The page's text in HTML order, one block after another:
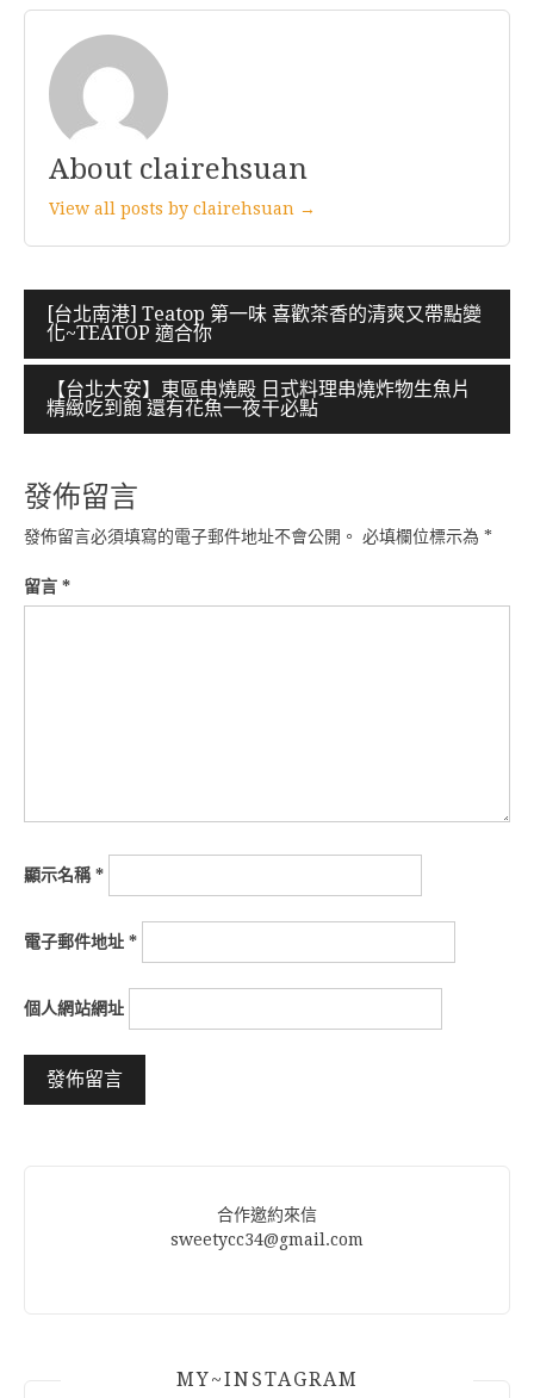
About clairehsuan
View all posts by clairehsuan →
文
章
覽
[台北南港] Teatop 第一味 喜歡茶香的清爽又帶點變
化~TEATOP 適合你
【台北大安】東區串燒殿 日式料理串燒炸物生魚片
精緻吃到飽 還有花魚一夜干必點
發佈留言
發佈留言必須填寫的電子郵件地址不會公開。 必填欄位標示為 *
留言 *
顯示名稱*
電子郵件地址 *
個人網站網址
合作邀約來信
sweetycc34@gmail.com
MY~INSTAGRAM